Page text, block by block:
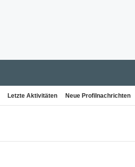
Letzte Aktivitäten Neue Profilnachrichten